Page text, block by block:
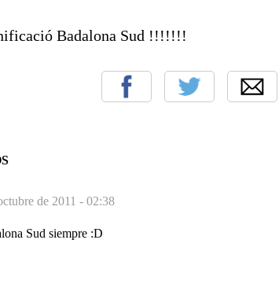
Badalona Sud !!!!!!!
de 2011 - 02:38
Sud siempre :D